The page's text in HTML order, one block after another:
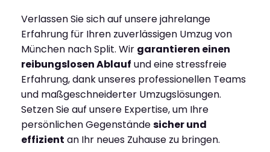
Verlassen Sie sich auf unsere jahrelange
Erfahrung für Ihren zuverlässigen Umzug von
München nach Split. Wir garantieren einen
reibungslosen Ablauf und eine stressfreie
Erfahrung, dank unseres professionellen Teams
und maßgeschneiderter Umzugslösungen.
Setzen Sie auf unsere Expertise, um Ihre
persönlichen Gegenständesicher und
effizient an Ihr neues Zuhause zu bringen.